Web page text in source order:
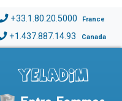
+33.1.80.20.5000 France
+1.437.887.14.93 Canada